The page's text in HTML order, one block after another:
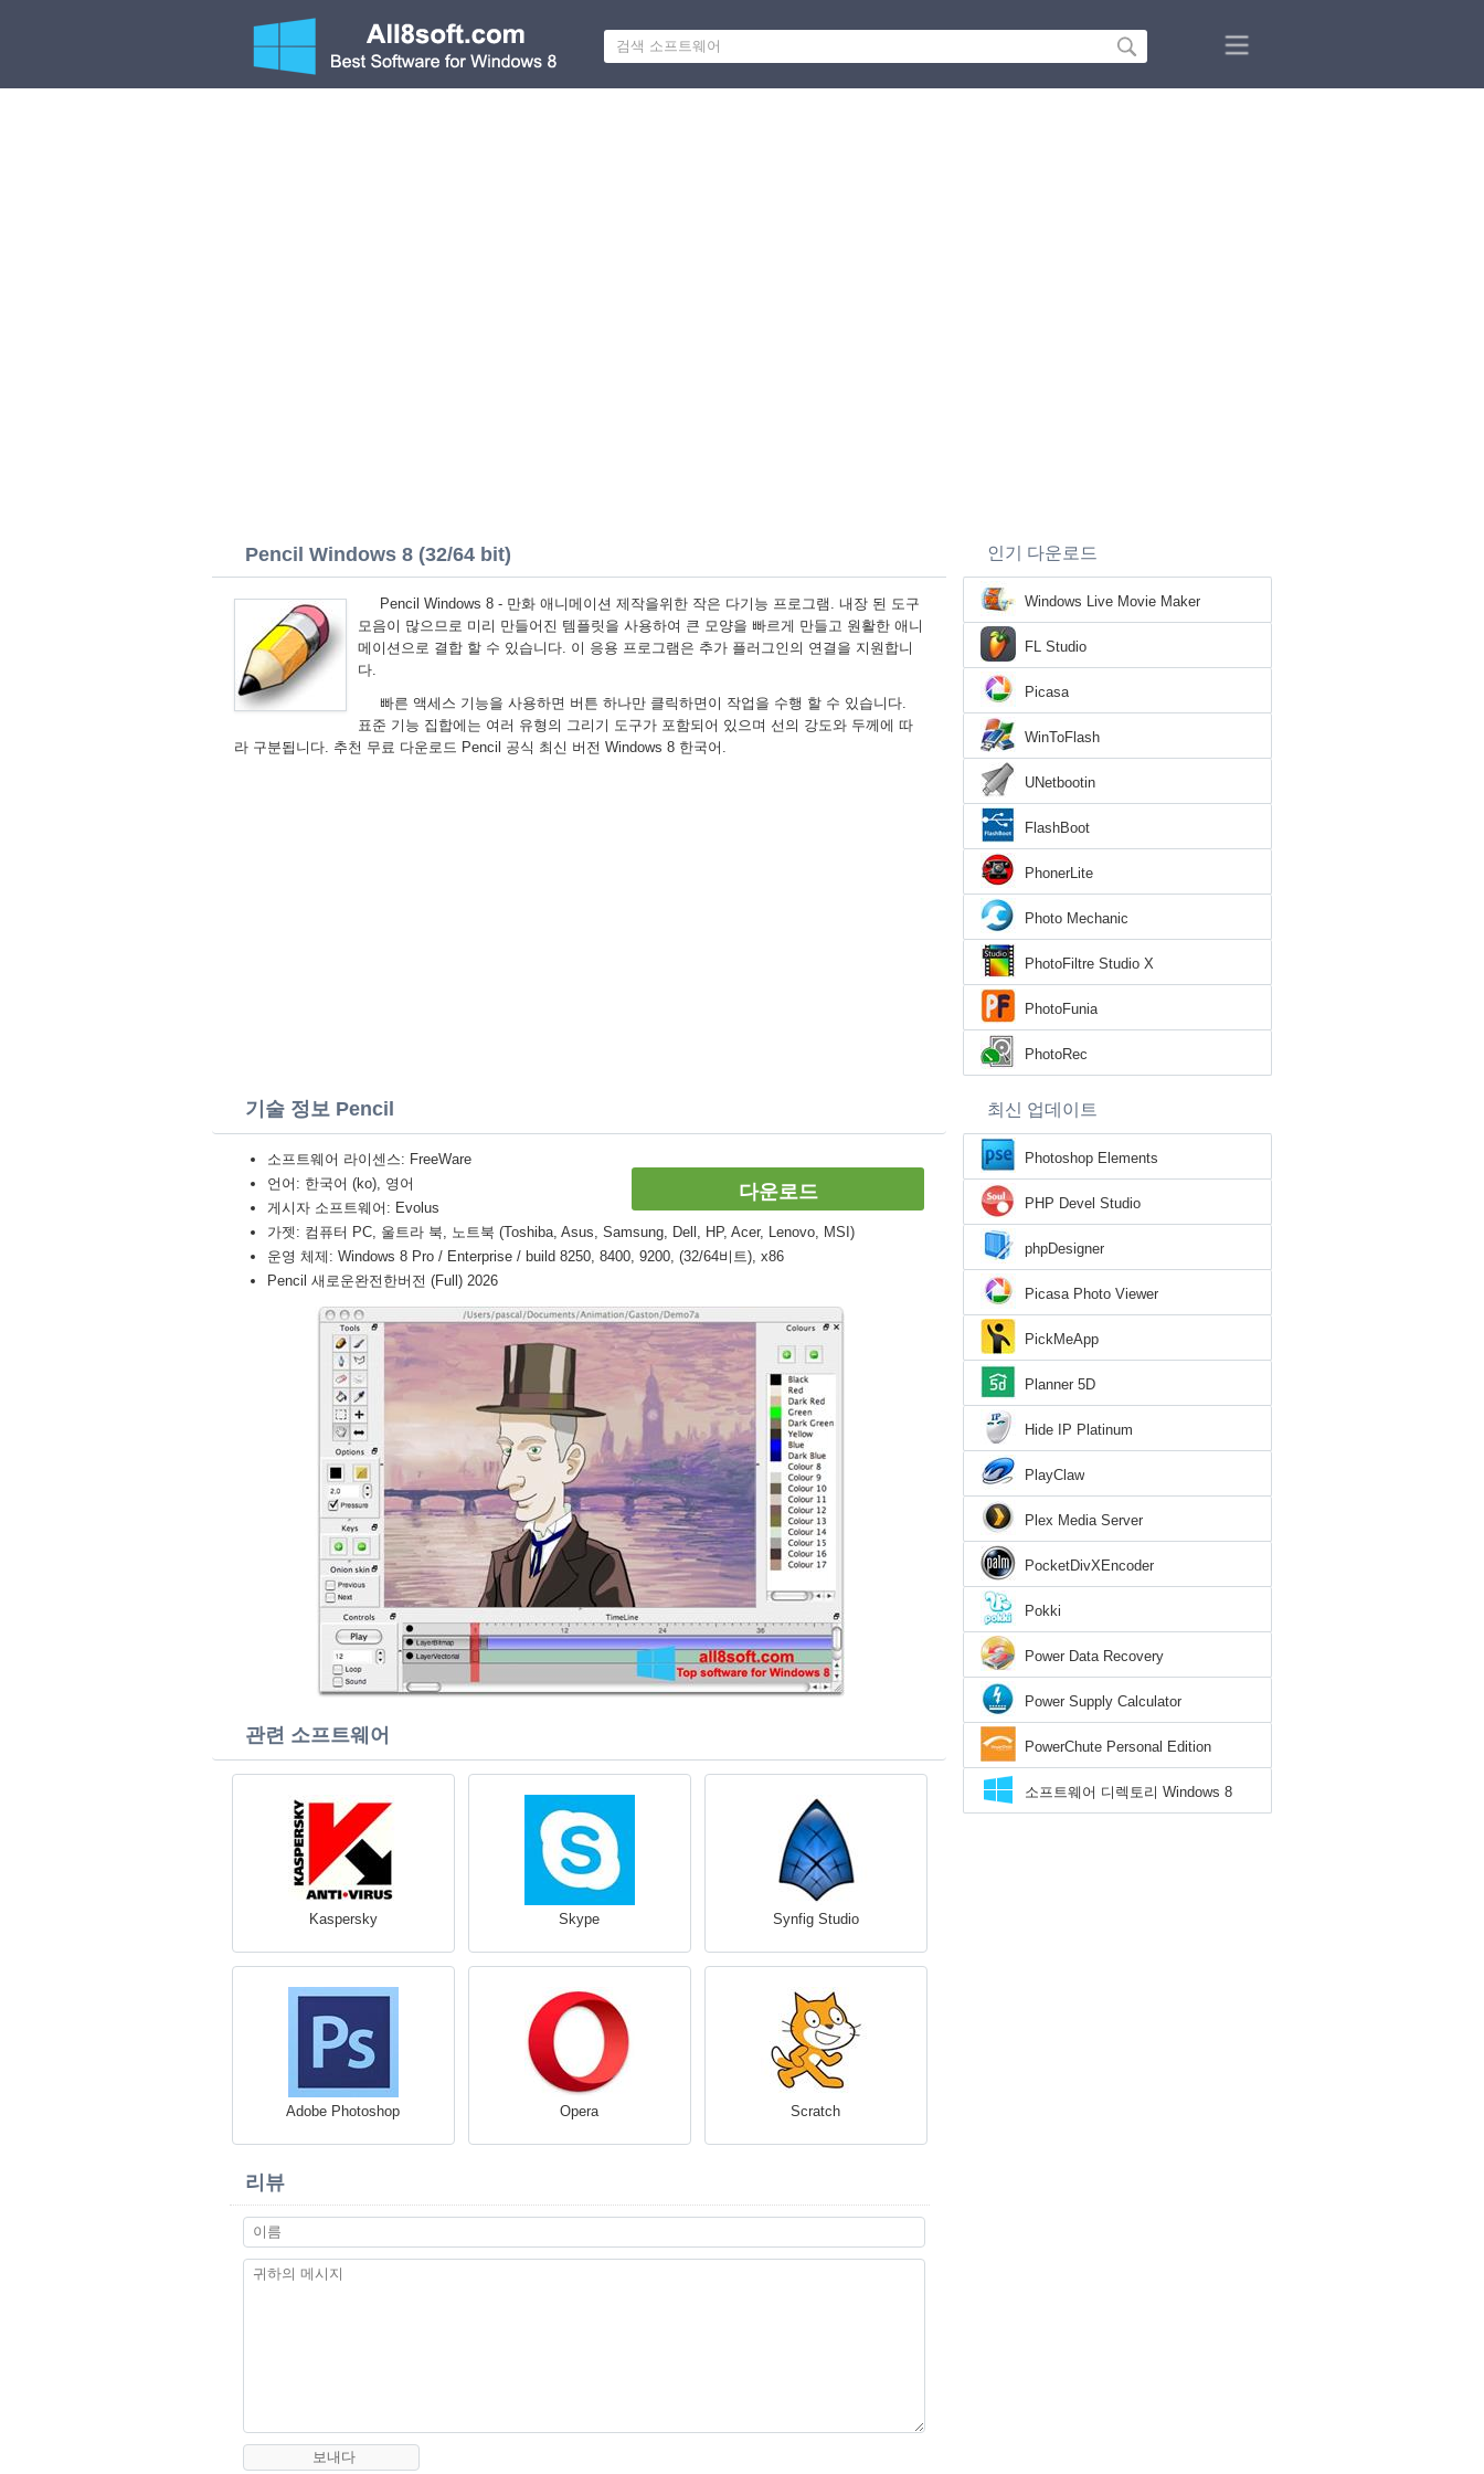
Pencil Windows 8 (32/64 bit)
Pencil Windows 8 - 만화 애니메이션 제작을위한 작은 다기능 프로그램. 내장 된 도구
모음이 많으므로 미리 만들어진 템플릿을 사용하여 큰 모양을 빠르게 만들고 원활한 애니
메이션으로 결합 할 수 있습니다. 이 응용 프로그램은 추가 플러그인의 연결을 지원합니
다.
빠른 액세스 기능을 사용하면 버튼 하나만 클릭하면이 작업을 수행 할 수 있습니다.
표준 기능 집합에는 여러 유형의 그리기 도구가 포함되어 있으며 선의 강도와 두께에 따
라 구분됩니다. 추천 무료 다운로드 Pencil 공식 최신 버전 Windows 8 한국어.
기술 정보 Pencil
다운로드
소프트웨어 라이센스: FreeWare
언어: 한국어 (ko), 영어
게시자 소프트웨어: Evolus
가젯: 컴퓨터 PC, 울트라 북, 노트북 (Toshiba, Asus, Samsung, Dell, HP, Acer, Lenovo, MSI)
운영 체제: Windows 8 Pro / Enterprise / build 8250, 8400, 9200, (32/64비트), x86
Pencil 새로운완전한버전 (Full) 2026
관련 소프트웨어
Kaspersky Skype Synfig Studio
Adobe Photoshop Opera Scratch
리뷰
인기 다운로드
Windows Live Movie Maker
FL Studio
Picasa
WinToFlash
UNetbootin
FlashBoot
PhonerLite
Photo Mechanic
PhotoFiltre Studio X
PhotoFunia
PhotoRec
최신 업데이트
Photoshop Elements
PHP Devel Studio
phpDesigner
Picasa Photo Viewer
PickMeApp
Planner 5D
Hide IP Platinum
PlayClaw
Plex Media Server
PocketDivXEncoder
Pokki
Power Data Recovery
Power Supply Calculator
PowerChute Personal Edition
소프트웨어 디렉토리 Windows 8